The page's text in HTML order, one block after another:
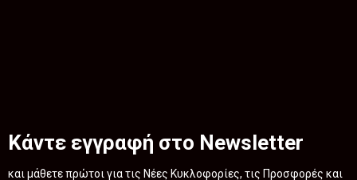
Κάντε εγγραφή στο Newsletter
και μάθετε πρώτοι για τις Νέες Κυκλοφορίες, τις Προσφορές και